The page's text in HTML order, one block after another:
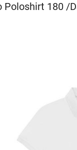
Poloshirt 180 /